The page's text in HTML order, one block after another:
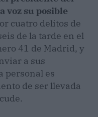
voz su posible
cuatro delitos de
de la tarde en el
41 de Madrid, y
a sus
personal es
de ser llevada